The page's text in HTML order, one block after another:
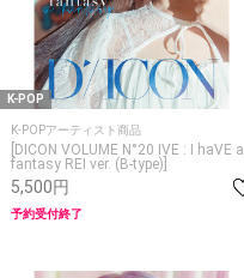
K-POP
K-POPアーティスト商品
[DICON VOLUME N°20 IVE : I haVE a
fantasy REI ver. (B-type)]
5,500円
予約受付終了